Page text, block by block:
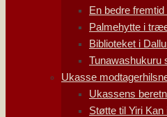
En bedre fremtid
Palmehytte i
Biblioteket i
Tunawashukuru
Ukasse
Ukassens
Støtte til Yiri